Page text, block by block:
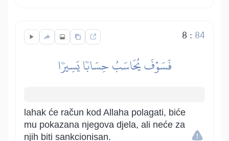
8 : 84
فَسَوۡفَ يُحَاسَبُ حِسَابٗا يَسِيرٗا
lahak će račun kod Allaha polagati, biće
mu pokazana njegova djela, ali neće za
njih biti sankcionisan.